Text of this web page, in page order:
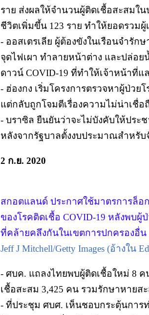
ราย ส่งผลให้จำนวนผู้ติดเชื้อสะสมใน
ชีวิตเพิ่มขึ้น 123 ราย ทำให้ยอดรวมผู้
- ออสเตรเลีย ผู้ต้องขังในเรือนจำรั
จุดไฟเผา ทำลายหน้าต่าง และปล่อ
ดาวน์ COVID-19 ที่ทำให้เจ้าหน้าที่
- ฮ่องกง เริ่มโครงการตรวจหาผู้ป่ว
แต่กลับถูกโจมตีเรื่องความไม่น่าเชื่
- บราซิล ยืนยันว่าจะไม่บังคับให้ประ
หลังจากรัฐบาลตั้งงบประมาณสำหรั
2 ก.ย. 2020
สกอตแลนด์ ประกาศใช้มาตรการล็อ
ของโรคติดเชื้อ COVID-19 หลังพบ
ที่คล้ายคลึงกันในเขตการปกครองอื่
Jeff J Mitchell/Getty Images (อ้างใน
- ศบค. แถลงไทยพบผู้ติดเชื้อใหม่ 8
เชื้อสะสม 3,425 คน รวมรักษาหายส
- ที่ประชุม ศบศ. เห็นชอบกระตุ้นการ